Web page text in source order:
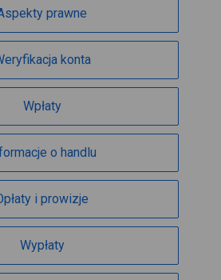
prawne
konta
Wpłaty
o handlu
i prowizje
Wypłaty